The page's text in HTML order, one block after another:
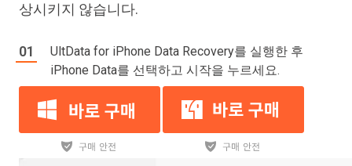
상시키지 않습니다.
UltData for iPhone Data Recovery를 실행한 후
iPhone Data를 선택하고 시작을 누르세요.